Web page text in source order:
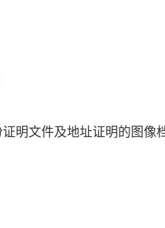
明文件及地址证明的图像